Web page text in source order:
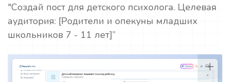
"Создай пост для детского психолога. Целевая
аудитория: [Родители и опекуны младших
школьников 7 - 11 лет]”